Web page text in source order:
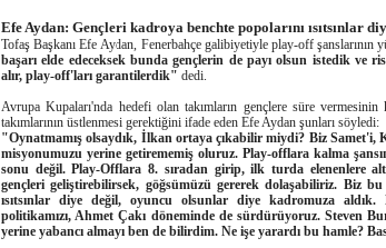
Efe Aydan: Gençleri kadroya benchte popolarını ısıtsınlar
Tofaş Başkanı Efe Aydan, Fenerbahçe galibiyetiyle play-off şanslarının
başarı elde edeceksek bunda gençlerin de payı olsun istedik ve
alır, play-off'ları garantilerdik" dedi.
Avrupa Kupaları'nda hedefi olan takımların gençlere süre
takımlarının üstlenmesi gerektiğini ifade eden Efe Aydan şunları söyledi:
"Oynatmamış olsaydık, İlkan ortaya çıkabilir miydi? Biz Samet'i,
misyonumuzu yerine getirememiş oluruz. Play-offlara kalma
sonu değil. Play-Offlara 8. sıradan girip, ilk turda elenenlere
gençleri geliştirebilirsek, göğsümüzü gererek dolaşabiliriz. Biz
ısıtsınlar diye değil, oyuncu olsunlar diye kadromuza aldık.
politikamızı, Ahmet Çakı döneminde de sürdürüyoruz. Steven
yerine yabancı almayı ben de bilirdim. Ne işe yarardı bu hamle?